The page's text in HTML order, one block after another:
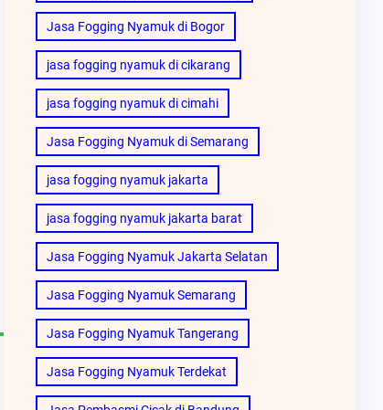
Jasa Fogging Nyamuk di Bogor
jasa fogging nyamuk di cikarang
jasa fogging nyamuk di cimahi
Jasa Fogging Nyamuk di Semarang
jasa fogging nyamuk jakarta
jasa fogging nyamuk jakarta barat
Jasa Fogging Nyamuk Jakarta Selatan
Jasa Fogging Nyamuk Semarang
Jasa Fogging Nyamuk Tangerang
Jasa Fogging Nyamuk Terdekat